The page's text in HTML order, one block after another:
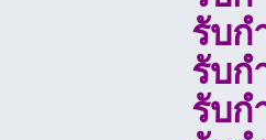
รับก
รับก
รับก